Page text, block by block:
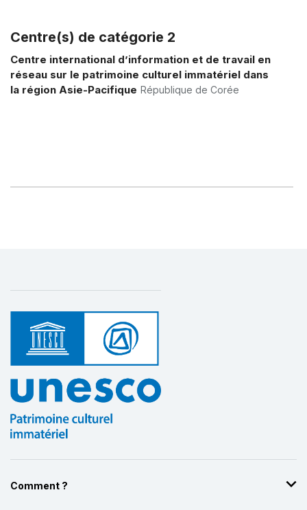
Centre(s) de catégorie 2
Centre international d’information et de travail en
réseau sur le patrimoine culturel immatériel dans
la région Asie-Pacifique République de Corée
Comment ?